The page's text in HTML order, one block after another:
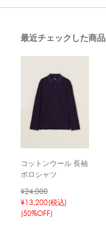
最近チェックした商品
コットンウール 長袖
ポロシャツ
¥24,000
¥13,200(税込)
(50%OFF)